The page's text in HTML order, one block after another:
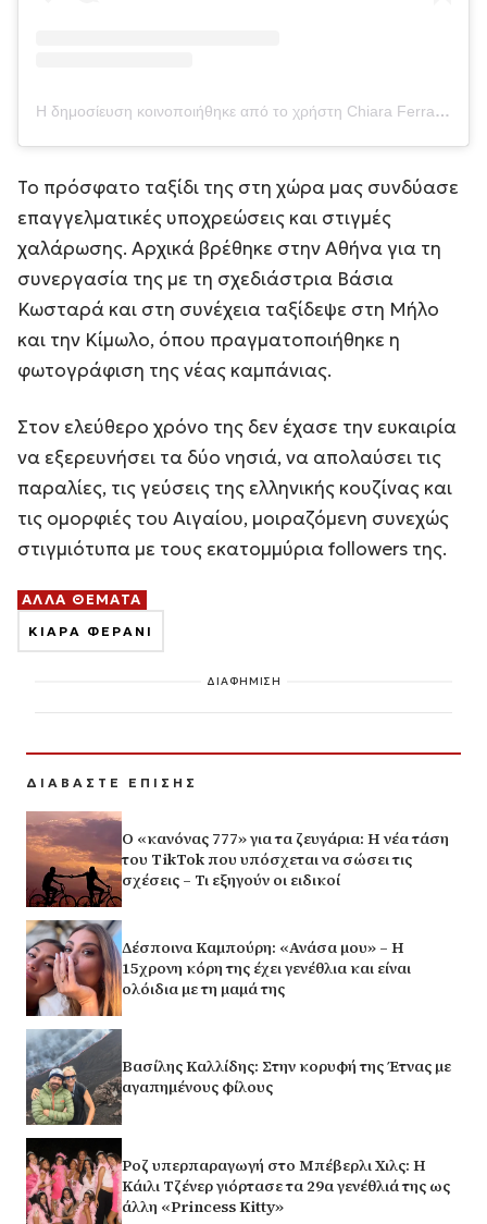
Η δημοσίευση κοινοποιήθηκε από το χρήστη Chiara Ferragni ✨ (@chiaraferragni)
Το πρόσφατο ταξίδι της στη χώρα μας συνδύασε
επαγγελματικές υποχρεώσεις και στιγμές
χαλάρωσης. Αρχικά βρέθηκε στην Αθήνα για τη
συνεργασία της με τη σχεδιάστρια Βάσια
Κωσταρά και στη συνέχεια ταξίδεψε στη Μήλο
και την Κίμωλο, όπου πραγματοποιήθηκε η
φωτογράφιση της νέας καμπάνιας.
Στον ελεύθερο χρόνο της δεν έχασε την ευκαιρία
να εξερευνήσει τα δύο νησιά, να απολαύσει τις
παραλίες, τις γεύσεις της ελληνικής κουζίνας και
τις ομορφιές του Αιγαίου, μοιραζόμενη συνεχώς
στιγμιότυπα με τους εκατομμύρια followers της.
ΑΛΛΑ ΘΕΜΑΤΑ
ΚΙΑΡΑ ΦΕΡΑΝΙ
ΔΙΑΦΗΜΙΣΗ
ΔΙΑΒΑΣΤΕ ΕΠΙΣΗΣ
Ο «κανόνας 777» για τα ζευγάρια: Η νέα τάση
του TikTok που υπόσχεται να σώσει τις
σχέσεις – Τι εξηγούν οι ειδικοί
Δέσποινα Καμπούρη: «Ανάσα μου» – Η
15χρονη κόρη της έχει γενέθλια και είναι
ολόιδια με τη μαμά της
Βασίλης Καλλίδης: Στην κορυφή της Έτνας με
αγαπημένους φίλους
Ροζ υπερπαραγωγή στο Μπέβερλι Χιλς: Η
Κάιλι Τζένερ γιόρτασε τα 29α γενέθλιά της ως
άλλη «Princess Kitty»